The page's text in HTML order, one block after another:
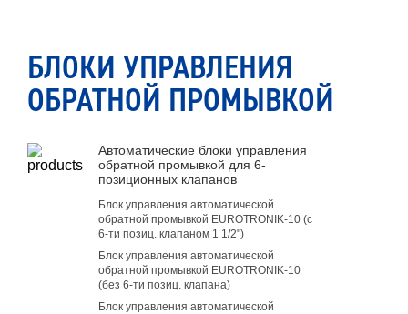
БЛОКИ УПРАВЛЕНИЯ
ОБРАТНОЙ ПРОМЫВКОЙ
Автоматические блоки управления
обратной промывкой для 6-
позиционных клапанов
Блок управления автоматической
обратной промывкой EUROTRONIK-10 (c
6-ти позиц. клапаном 1 1/2")
Блок управления автоматической
обратной промывкой EUROTRONIK-10
(без 6-ти позиц. клапана)
Блок управления автоматической